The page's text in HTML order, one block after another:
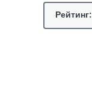
Рейтинг: